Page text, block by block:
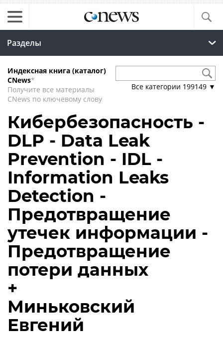
Разделы
Индексная книга (каталог)
CNews*
Получите все материалы
CNews по ключевому слову
Все категории 199149 ▼
Кибербезопасность -
DLP - Data Leak
Prevention - IDL -
Information Leaks
Detection -
Предотвращение
утечек информации -
Предотвращение
потери данных
+
Миньковский
Евгений